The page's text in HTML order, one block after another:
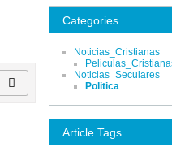
Categories
Noticias_Cristianas
Noticias_Seculares
Politica
Article Tags